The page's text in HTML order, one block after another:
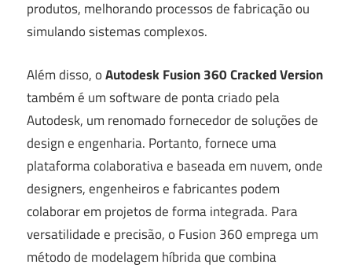
produtos, melhorando processos de fabricação ou
simulando sistemas complexos.
Além disso, oAutodesk Fusion 360 Cracked Version
também é um software de ponta criado pela
Autodesk, um renomado fornecedor de soluções de
design e engenharia. Portanto, fornece uma
plataforma colaborativa e baseada em nuvem, onde
designers, engenheiros e fabricantes podem
colaborar em projetos de forma integrada. Para
versatilidade e precisão, o Fusion 360 emprega um
método de modelagem híbrida que combina